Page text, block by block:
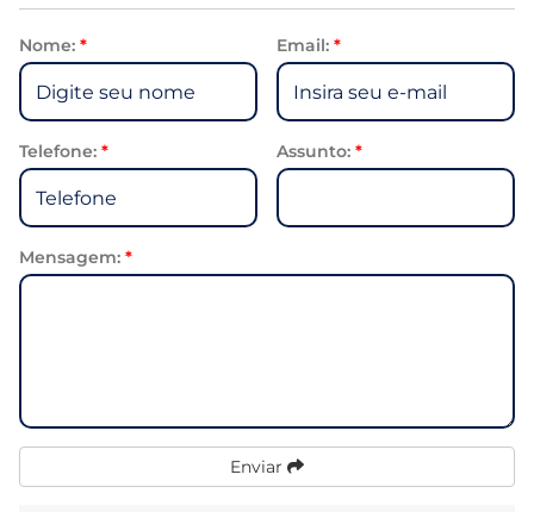
Nome: * Email: *
Telefone: * Assunto: *
Mensagem: *
Enviar